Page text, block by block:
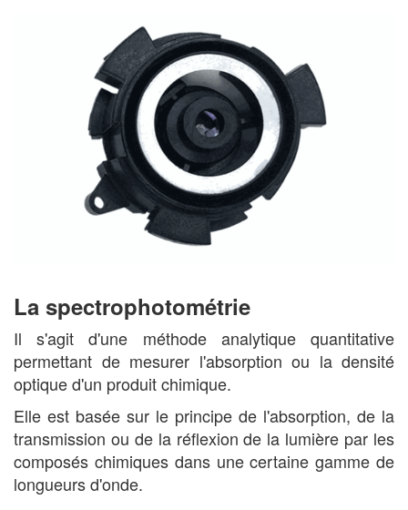
La spectrophotométrie
Il s'agit d'une méthode analytique quantitative
permettant de mesurer l'absorption ou la densité
optique d'un produit chimique.
Elle est basée sur le principe de l'absorption, de la
transmission ou de la réflexion de la lumière par les
composés chimiques dans une certaine gamme de
longueurs d'onde.